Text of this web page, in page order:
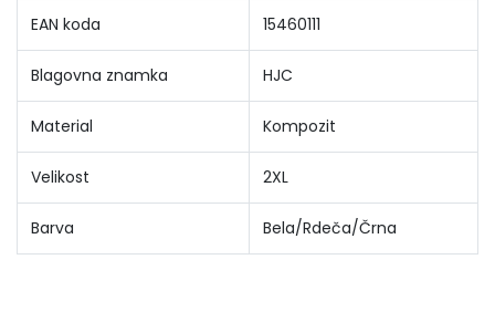
EAN koda 15460111
Blagovna znamka HJC
Material Kompozit
Velikost 2XL
Barva Bela/Rdeča/Črna